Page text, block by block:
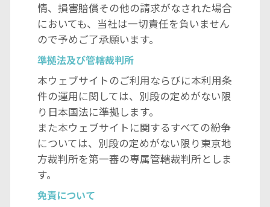
情、損害賠償その他の請求がなされた場合
においても、当社は一切責任を負いません
ので予めご了承願います。
準拠法及び管轄裁判所
本ウェブサイトのご利用ならびに本利用条
件の運用に関しては、別段の定めがない限
り日本国法に準拠します。
また本ウェブサイトに関するすべての紛争
については、別段の定めがない限り東京地
方裁判所を第一審の専属管轄裁判所としま
す。
免責について